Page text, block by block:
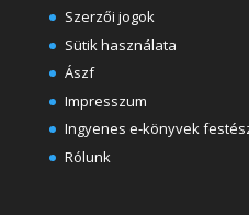
Szerzői jogok
Sütik használata
Ászf
Impresszum
Ingyenes e-könyvek
Rólunk